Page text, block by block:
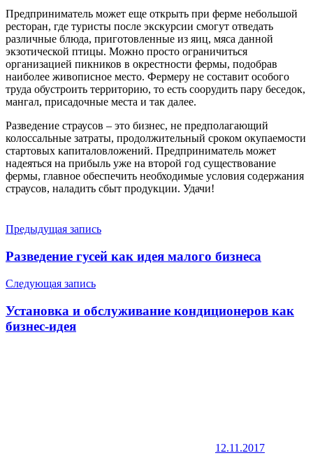
Предприниматель может еще открыть при ферме небольшой
ресторан, где туристы после экскурсии смогут отведать
различные блюда, приготовленные из яиц, мяса данной
экзотической птицы. Можно просто ограничиться
организацией пикников в окрестности фермы, подобрав
наиболее живописное место. Фермеру не составит особого
труда обустроить территорию, то есть соорудить пару беседок,
мангал, присадочные места и так далее.
Разведение страусов – это бизнес, не предполагающий
колоссальные затраты, продолжительный сроком окупаемости
стартовых капиталовложений. Предприниматель может
надеяться на прибыль уже на второй год существование
фермы, главное обеспечить необходимые условия содержания
страусов, наладить сбыт продукции. Удачи!
Навигация
по
Предыдущая запись
Разведение гусей как идея малого бизнеса
Следующая запись
Установка и обслуживание кондиционеров как
бизнес-идея
12.11.2017